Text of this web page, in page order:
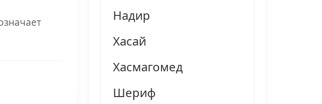
Надир
Хасай
Хасмагомед
Шериф